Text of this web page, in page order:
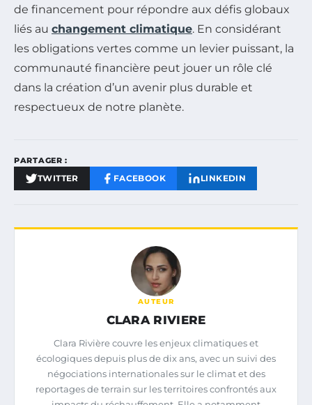
de financement pour répondre aux défis globaux
liés au changement climatique. En considérant
les obligations vertes comme un levier puissant, la
communauté financière peut jouer un rôle clé
dans la création d’un avenir plus durable et
respectueux de notre planète.
PARTAGER :
TWITTER FACEBOOK LINKEDIN
AUTEUR
CLARA RIVIERE
Clara Rivière couvre les enjeux climatiques et
écologiques depuis plus de dix ans, avec un suivi des
négociations internationales sur le climat et des
reportages de terrain sur les territoires confrontés aux